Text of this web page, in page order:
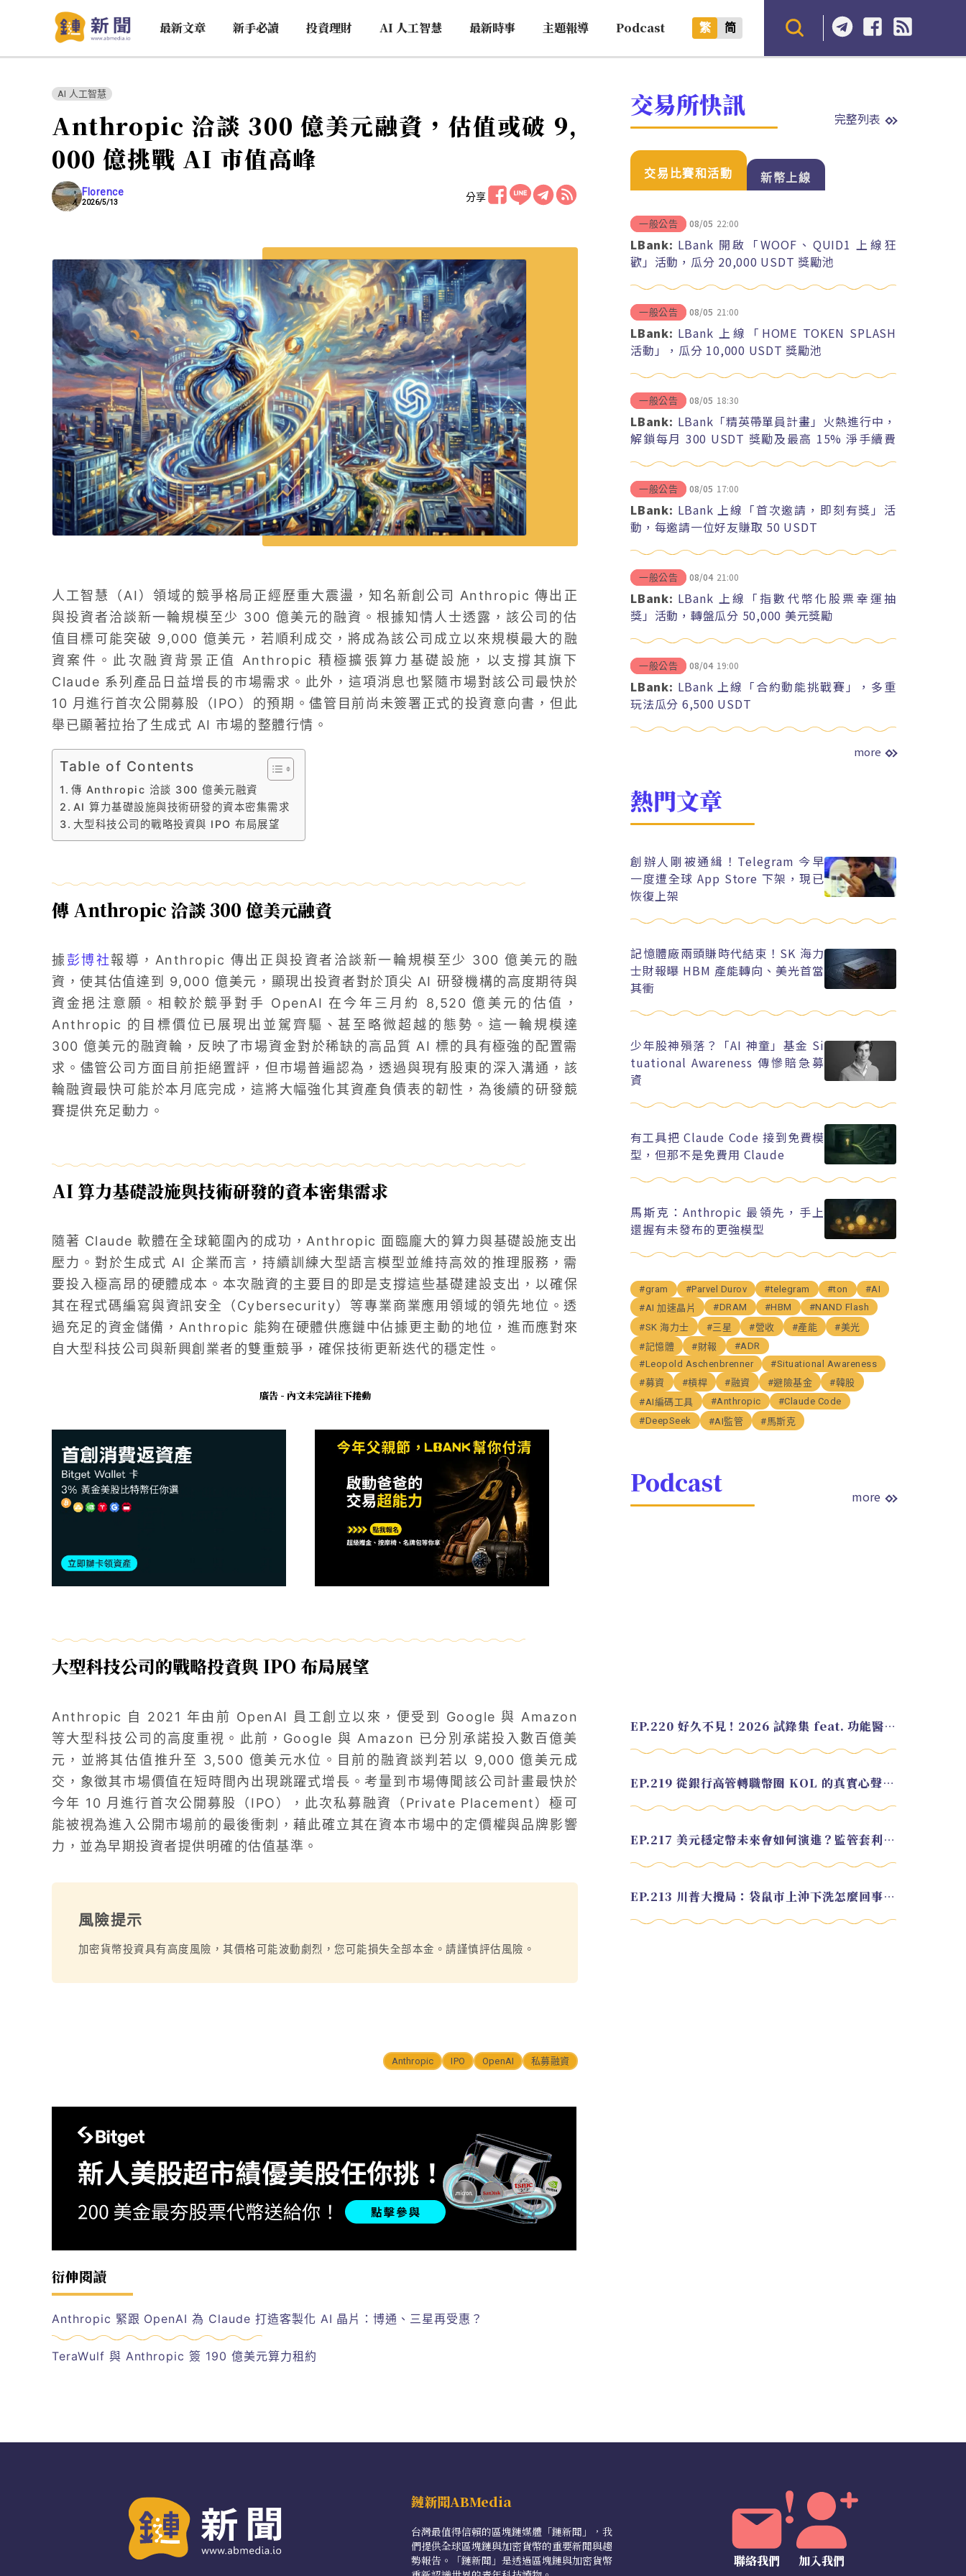
最新文章 新手必讀 投資理財 AI 人工智慧 最新時事 主題報導 Podcast 繁 简
AI 人工智慧
Anthropic 洽談 300 億美元融資，估值或破 9,
000 億挑戰 AI 市值高峰
Florence
2026/5/13 分享
人工智慧（AI）領域的競爭格局正經歷重大震盪，知名新創公司 Anthropic 傳出正
與投資者洽談新一輪規模至少 300 億美元的融資。根據知情人士透露，該公司的估
值目標可能突破 9,000 億美元，若順利成交，將成為該公司成立以來規模最大的融
資案件。此次融資背景正值 Anthropic 積極擴張算力基礎設施，以支撐其旗下
Claude 系列產品日益增長的市場需求。此外，這項消息也緊隨市場對該公司最快於
10 月進行首次公開募股（IPO）的預期。儘管目前尚未簽署正式的投資意向書，但此
舉已顯著拉抬了生成式 AI 市場的整體行情。
Table of Contents
傳 Anthropic 洽談 300 億美元融資
AI 算力基礎設施與技術研發的資本密集需求
大型科技公司的戰略投資與 IPO 布局展望
傳 Anthropic 洽談 300 億美元融資
據 彭博社報導，Anthropic 傳出正與投資者洽談新一輪規模至少 300 億美元的融
資，使其估值達到 9,000 億美元，顯現出投資者對於頂尖 AI 研發機構的高度期待與
資金挹注意願。相較於競爭對手 OpenAI 在今年三月約 8,520 億美元的估值，
Anthropic 的目標價位已展現出並駕齊驅、甚至略微超越的態勢。這一輪規模達
300 億美元的融資輪，反映了市場資金對於稀缺的高品質 AI 標的具有極強的配置需
求。儘管公司方面目前拒絕置評，但市場普遍認為，透過與現有股東的深入溝通，該
輪融資最快可能於本月底完成，這將大幅強化其資產負債表的韌性，為後續的研發競
賽提供充足動力。
AI 算力基礎設施與技術研發的資本密集需求
隨著 Claude 軟體在全球範圍內的成功，Anthropic 面臨龐大的算力與基礎設施支出
壓力。對於生成式 AI 企業而言，持續訓練大型語言模型並維持高效的推理服務，需
要投入極高昂的硬體成本。本次融資的主要目的即是支撐這些基礎建設支出，以確保
其在程式碼編寫與資訊安全（Cybersecurity）等專業商業應用領域的領先地位。透
過充足的資金儲備，Anthropic 能夠在硬體供應鏈中佔據更主動的地位，進而應對來
自大型科技公司與新興創業者的雙重競爭，確保技術更新迭代的穩定性。
廣告 - 內文未完請往下捲動
大型科技公司的戰略投資與 IPO 布局展望
Anthropic 自 2021 年由前 OpenAI 員工創立以來，便受到 Google 與 Amazon
等大型科技公司的高度重視。此前，Google 與 Amazon 已分別承諾投入數百億美
元，並將其估值推升至 3,500 億美元水位。目前的融資談判若以 9,000 億美元成
交，象徵其市場價值在短時間內出現跳躍式增長。考量到市場傳聞該公司計畫最快於
今年 10 月進行首次公開募股（IPO），此次私募融資（Private Placement）極可
能被視為進入公開市場前的最後衝刺，藉此確立其在資本市場中的定價權與品牌影響
力，並為早期投資者提供明確的估值基準。
風險提示
加密貨幣投資具有高度風險，其價格可能波動劇烈，您可能損失全部本金。請謹慎評估風險。
Anthropic IPO OpenAI 私募融資
衍伸閱讀
Anthropic 緊跟 OpenAI 為 Claude 打造客製化 AI 晶片：博通、三星再受惠？
TeraWulf 與 Anthropic 簽 190 億美元算力租約
交易所快訊 完整列表
交易比賽和活動 新幣上線
一般公告 08/05 22:00
LBank: LBank 開啟「WOOF、QUID1 上線狂
歡」活動，瓜分 20,000 USDT 獎勵池
一般公告 08/05 21:00
LBank: LBank 上線「HOME TOKEN SPLASH
活動」，瓜分 10,000 USDT 獎勵池
一般公告 08/05 18:30
LBank: LBank「精英帶單員計畫」火熱進行中，
解鎖每月 300 USDT 獎勵及最高 15% 淨手續費
一般公告 08/05 17:00
LBank: LBank 上線「首次邀請，即刻有獎」活
動，每邀請一位好友賺取 50 USDT
一般公告 08/04 21:00
LBank: LBank 上線「指數代幣化股票幸運抽
獎」活動，轉盤瓜分 50,000 美元獎勵
一般公告 08/04 19:00
LBank: LBank 上線「合約動能挑戰賽」，多重
玩法瓜分 6,500 USDT
more
熱門文章
創辦人剛被通緝！Telegram 今早
一度遭全球 App Store 下架，現已
恢復上架
記憶體廠兩頭賺時代結束！SK 海力
士財報曝 HBM 產能轉向、美光首當
其衝
少年股神殞落？「AI 神童」基金 Si
tuational Awareness 傳慘賠急募
資
有工具把 Claude Code 接到免費模
型，但那不是免費用 Claude
馬斯克：Anthropic 最領先，手上
還握有未發布的更強模型
#gram #Parvel Durov #telegram #ton
#AI
#AI 加速晶片
#DRAM #HBM
#NAND Flash
#SK 海力士
#三星 #營收 #產能
#美光
#記憶體
#財報
#ADR
#Leopold Aschenbrenner
#Situational Awareness
#募資
#槓桿 #融資 #避險基金
#韓股
#AI編碼工具
#Anthropic
#Claude Code
#DeepSeek
#AI監管 #馬斯克
Podcast more
EP.220 好久不見！2026 試錄集 feat. 功能醫學營養師 美寶
EP.219 從銀行高管轉職幣圈 KOL 的真實心聲 feat.龜大
EP.217 美元穩定幣未來會如何演進？監管套利終將收斂？feat. 研究員 余哲安
EP.213 川普大攪局：袋鼠市上沖下洗怎麼回事？feat. Alvin
鏈新聞ABMedia
台灣最值得信賴的區塊鏈媒體「鏈新聞」，我
們提供全球區塊鏈與加密貨幣的重要新聞與趨
勢報告。「鏈新聞」是透過區塊鏈與加密貨幣
聯絡我們 加入我們